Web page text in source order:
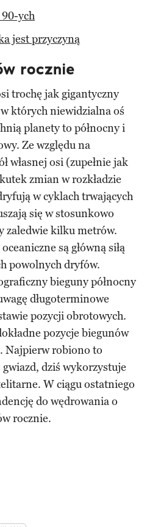
90-ych
jest przyczyną
rocznie
trochę jak gigantyczny
których niewidzialna oś
planety to północny i
Ze względu na
własnej osi (zupełnie jak
zmian w rozkładzie
w cyklach trwających
się w stosunkowo
zaledwie kilku metrów.
są główną siłą
powolnych dryfów.
bieguny północny
długoterminowe
pozycji obrotowych.
pozycje biegunów
Najpierw robiono to
dziś wykorzystuje
W ciągu ostatniego
do wędrowania o
rocznie.